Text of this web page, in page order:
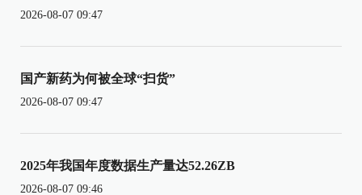
2026-08-07 09:47
国产新药为何被全球“扫货”
2026-08-07 09:47
2025年我国年度数据生产量达52.26ZB
2026-08-07 09:46